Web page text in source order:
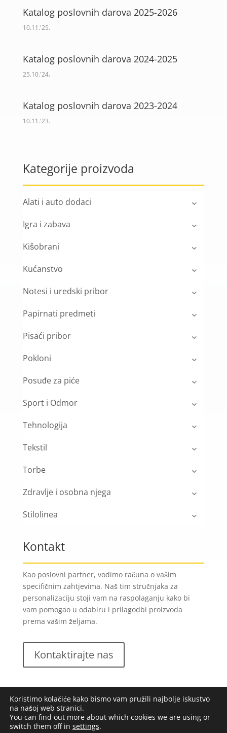
Katalog poslovnih darova 2025-2026
10.11.'25.
Katalog poslovnih darova 2024-2025
25.10.'24.
Katalog poslovnih darova 2023-2024
10.11.'23.
Kategorije proizvoda
Alati i auto dodaci
Igra i zabava
Kišobrani
Kućanstvo
Notesi i uredski pribor
Papirnati predmeti
Pisaći pribor
Pokloni
Posuđe za piće
Sport i Odmor
Tehnologija
Tekstil
Torbe
Zdravlje i osobna njega
Stilolinea
Kontakt
Kao poslovni partner, vodimo računa o vašim
specifičnim zahtjevima. Naš tim stručnjaka za
personalizaciju stoji vam na raspolaganju kako bi
vam pomogao u odabiru i prilagodbi proizvoda
prema vašim željama.
Kontaktirajte nas
Lungomare d.o.o.2023. Sva prava pridržana |
Koristimo kolačiće kako bismo vam pružili najbolje iskustvo
na našoj web stranici.
You can find out more about which cookies we are using or
switch them off in settings.